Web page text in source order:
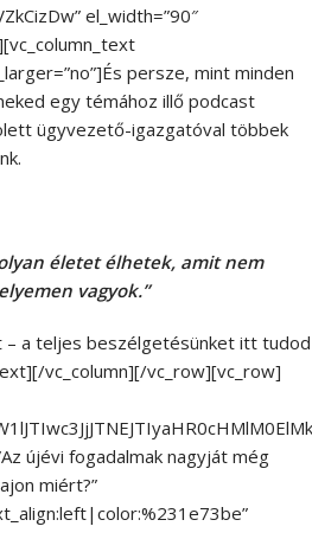
el_width=”90″
persze, mint minden
egy témához illő podcast
ügyvezető-igazgatóval többek
életet élhetek, amit nem
vagyok.”
– a teljes beszélgetésünket itt tudod
vc_column][/vc_row][vc_row]
újévi fogadalmak nagyját még
miért?”